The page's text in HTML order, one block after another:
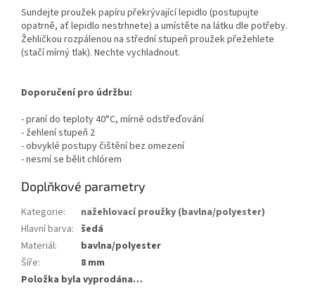
Sundejte proužek papíru překrývající lepidlo (postupujte
opatrně, ať lepidlo nestrhnete) a umístěte na látku dle potřeby.
Žehličkou rozpálenou na střední stupeň proužek přežehlete
(stačí mírný tlak). Nechte vychladnout.
Doporučení pro údržbu:
- praní do teploty 40°C, mírné odstřeďování
- žehlení stupeň 2
- obvyklé postupy čištění bez omezení
- nesmí se bělit chlórem
Doplňkové parametry
Kategorie:
nažehlovací proužky (bavlna/polyester)
Hlavní barva: šedá
Materiál:
bavlna/polyester
Šíře:
8 mm
Položka byla vyprodána…